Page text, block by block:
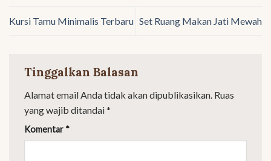
Kursi Tamu Minimalis Terbaru Set Ruang Makan Jati Mewah
Tinggalkan Balasan
Alamat email Anda tidak akan dipublikasikan. Ruas
yang wajib ditandai*
Komentar *